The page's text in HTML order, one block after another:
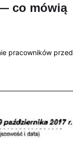
co mówią
pracowników przed